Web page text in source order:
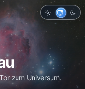
zum Universum.
Hell Auto